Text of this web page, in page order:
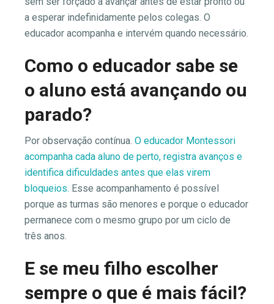
a esperar indefinidamente pelos colegas. O
educador acompanha e intervém quando necessário.
Como o educador sabe se
o aluno está avançando ou
parado?
Por observação contínua. O educador Montessori
acompanha cada aluno de perto, registra avanços e
identifica dificuldades antes que elas virem
bloqueios. Esse acompanhamento é possível
porque as turmas são menores e porque o educador
permanece com o mesmo grupo por um ciclo de
três anos.
E se meu filho escolher
sempre o que é mais fácil?